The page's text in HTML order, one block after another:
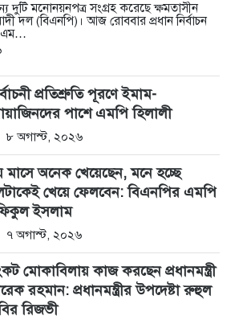
জন্য দুটি মনোনয়নপত্র সংগ্রহ করেছে ক্ষমতাসীন
দল (বিএনপি)। আজ রোববার প্রধান নির্বাচন
এম…
প্রতিশ্রুতি পূরণে ইমাম-
পাশে এমপি হিলালী
৮ অগাস্ট, ২০২৬
মাসে অনেক খেয়েছেন, মনে হচ্ছে
খেয়ে ফেলবেন: বিএনপির এমপি
ইসলাম
৭ অগাস্ট, ২০২৬
মোকাবিলায় কাজ করছেন প্রধানমন্ত্রী
রহমান: প্রধানমন্ত্রীর উপদেষ্টা রুহুল
রিজভী